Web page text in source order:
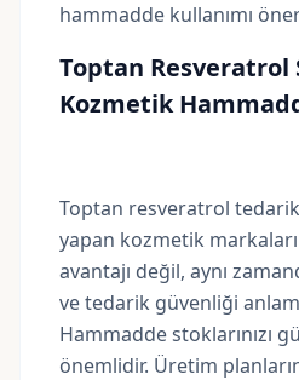
hammadde kullanımı
Toptan Resveratrol
Kozmetik
Toptan resveratrol
yapan kozmetik
avantajı değil, aynı
ve tedarik güvenliği
Hammadde stoklarınızı
önemlidir. Üretim